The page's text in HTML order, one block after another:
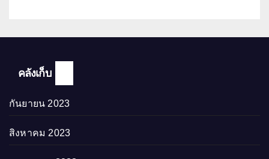
คลังเก็บ
กันยายน 2023
สิงหาคม 2023